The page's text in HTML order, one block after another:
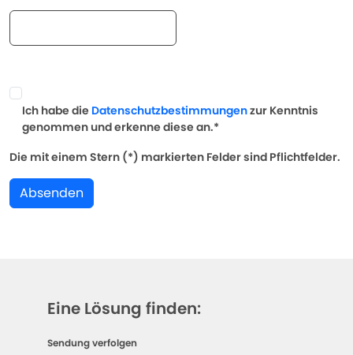
Ich habe die Datenschutzbestimmungenzur Kenntnis
genommen und erkenne diese an.*
Die mit einem Stern (*) markierten Felder sind Pflichtfelder.
Absenden
Eine Lösung finden:
Sendung verfolgen